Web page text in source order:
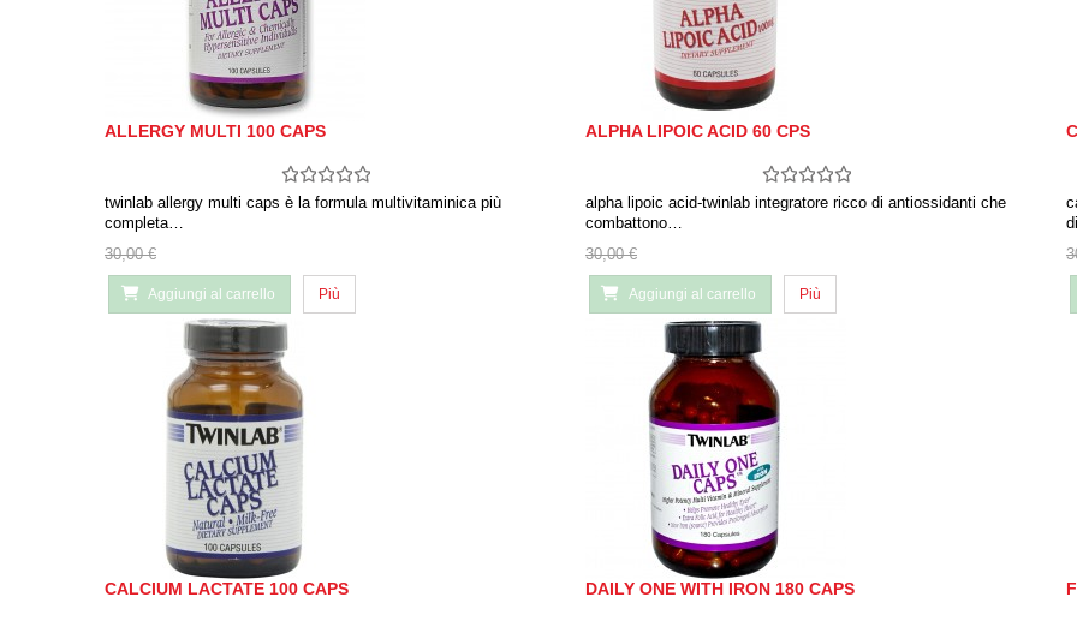
ALLERGY MULTI 100 CAPS
twinlab allergy multi caps è la formula multivitaminica più
completa…
30,00 €
Aggiungi al carrello Più
ALPHA LIPOIC ACID 60 CPS
alpha lipoic acid-twinlab integratore ricco di antiossidanti che
combattono…
30,00 €
Aggiungi al carrello Più
CALCIUM LACTATE 100 CAPS DAILY ONE WITH IRON 180 CAPS